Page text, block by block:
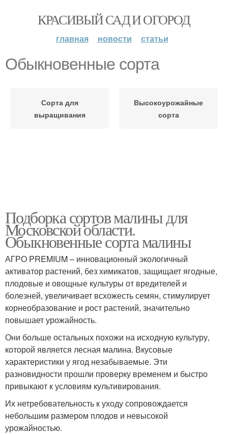
КРАСИВЫЙ САД И ОГОРОД
главная новости статьи
Обыкновенные сорта
Сорта для
выращивания
Высокоурожайные
сорта
Подборка сортов малины для
Московской области.
Обыкновенные сорта малины
АГРО PREMIUM – инновационный экологичный
активатор растений, без химикатов, защищает ягодные,
плодовые и овощные культуры от вредителей и
болезней, увеличивает всхожесть семян, стимулирует
корнеобразование и рост растений, значительно
повышает урожайность.
Они больше остальных похожи на исходную культуру,
которой является лесная малина. Вкусовые
характеристики у ягод незабываемые. Эти
разновидности прошли проверку временем и быстро
привыкают к условиям культивирования.
Их нетребовательность к уходу сопровождается
небольшим размером плодов и невысокой
урожайностью.